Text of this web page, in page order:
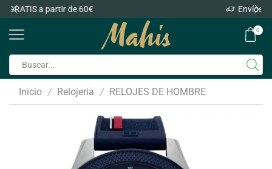
Envíos GRATIS a partir de 60€
0
Inicio / Relojería / RELOJES DE HOMBRE